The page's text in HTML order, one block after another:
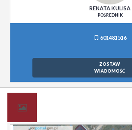
RENATA KULISA
POŚREDNIK
601481516
ZOSTAW
WIADOMOŚĆ